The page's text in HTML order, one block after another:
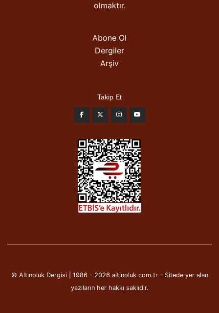
olmaktır.
Abone Ol
Dergiler
Arşiv
Takip Et
© Altınoluk Dergisi | 1986 - 2026 altinoluk.com.tr – Sitede yer alan
yazıların her hakkı saklıdır.